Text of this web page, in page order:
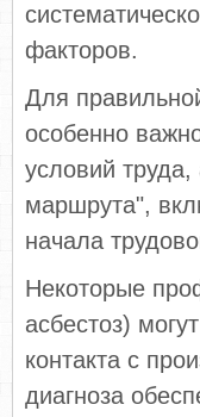
факторов.
Для
особенно
условий
маршрута",
начала
Некоторые
асбестоз)
контакта с
диагноза